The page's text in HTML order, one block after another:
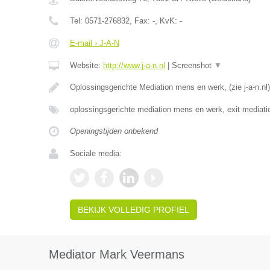
Tel: 0571-276832, Fax: -, KvK: -
E-mail › J-A-N
Website: http://www.j-a-n.nl Screenshot ▼
Oplossingsgerichte Mediation mens en werk, (zie j-a-n.nl)
oplossingsgerichte mediation mens en werk, exit
Openingstijden onbekend
Sociale media:
BEKIJK VOLLEDIG PROFIEL
Mediator Mark Veermans